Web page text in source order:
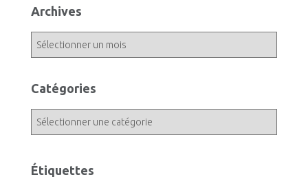
Archives
h
Catégories
é
g
Étiquettes